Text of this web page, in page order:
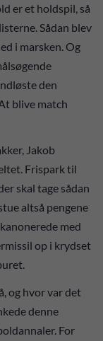
er et holdspil, så
Sådan blev
i marsken. Og
den
blive match
Jakob
Frispark til
skal tage sådan
altså pengene
med
op i krydset
og hvor var det
denne
For